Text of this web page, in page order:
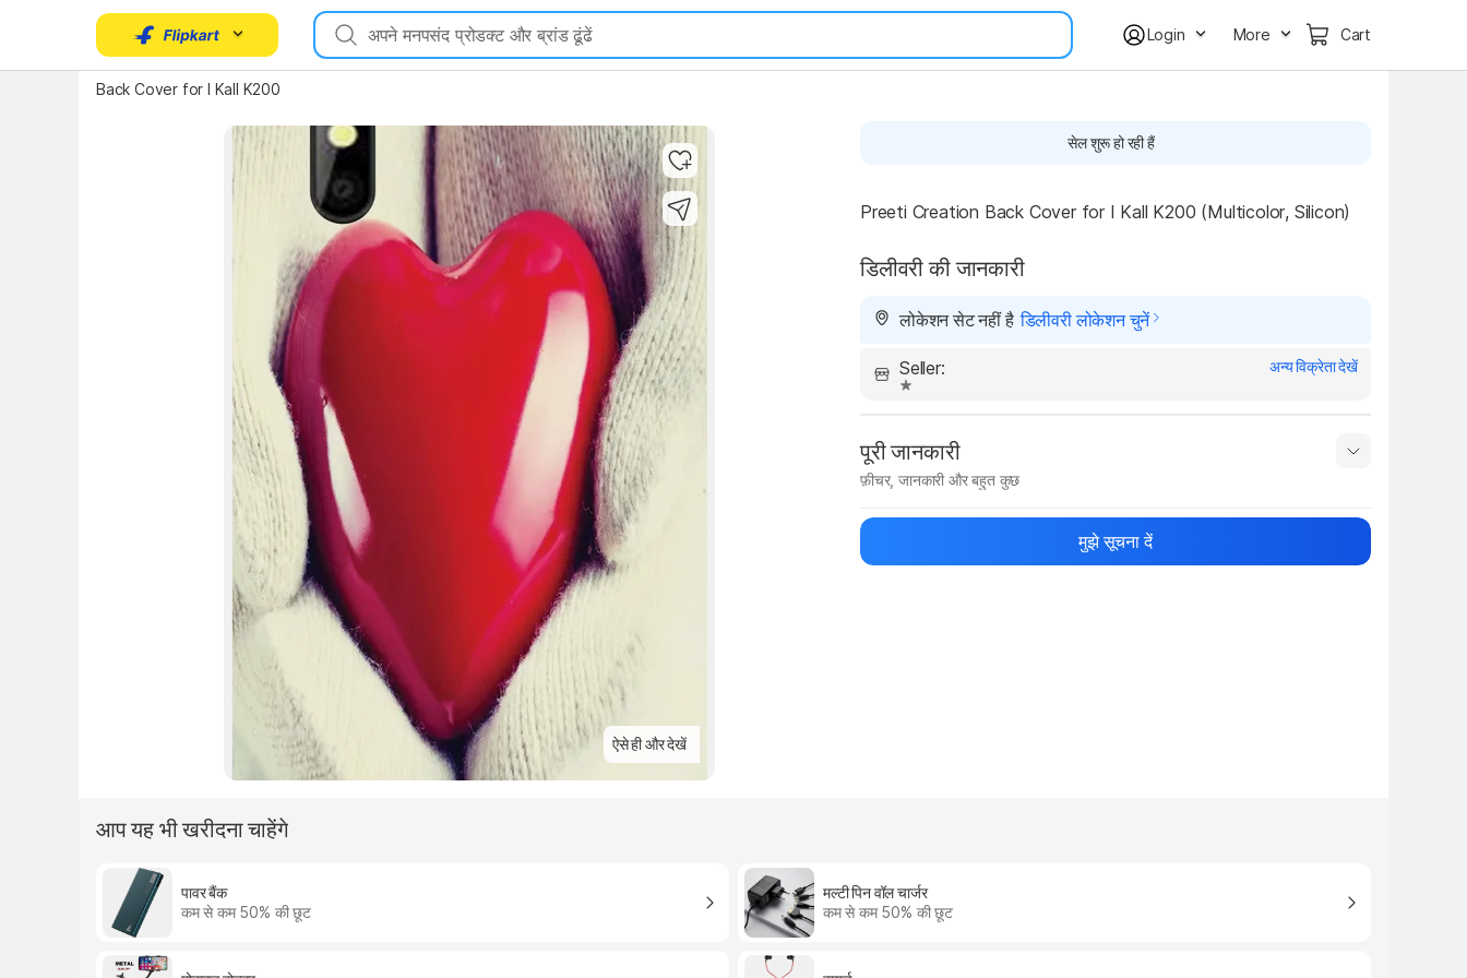
Login More Cart
Back Cover for I Kall K200
Key Highlights
ऐसे ही और देखें
सेल शुरू हो रही हैं
Preeti Creation Back Cover for I Kall K200 (Multicolor, Silicon)
डिलीवरी की जानकारी
लोकेशन सेट नहीं है डिलीवरी लोकेशन चुनें
Seller: अन्य विक्रेता देखें
पूरी जानकारी
फ़ीचर, जानकारी और बहुत कुछ
Show More
मुझे सूचना दें
आप यह भी खरीदना चाहेंगे
पावर बैंक
कम से कम 50% की छूट
मल्टी पिन वॉल चार्जर
कम से कम 50% की छूट